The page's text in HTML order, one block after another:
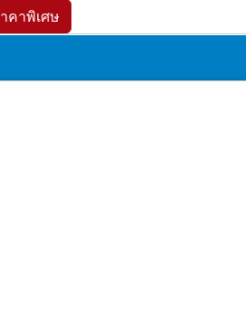
คาพิเศษ